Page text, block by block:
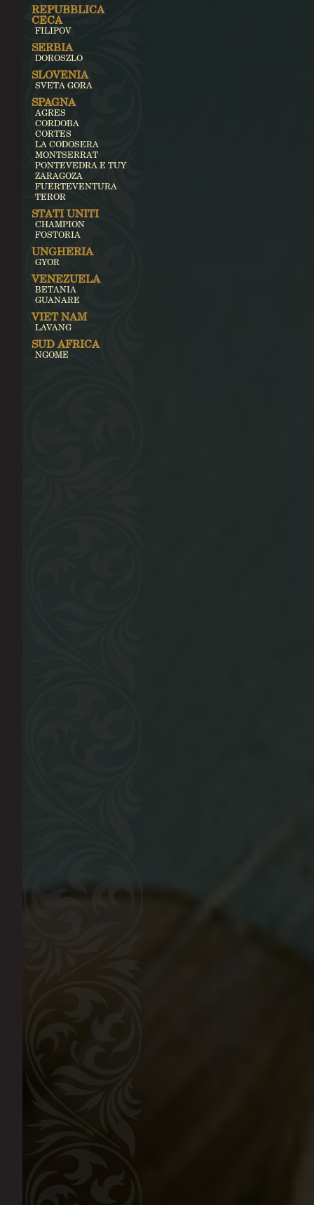
REPUBBLICA
CECA
FILIPOV
SERBIA
DOROSZLO
SLOVENIA
SVETA GORA
SPAGNA
AGRES
CORDOBA
CORTES
LA CODOSERA
MONTSERRAT
PONTEVEDRA E TUY
ZARAGOZA
FUERTEVENTURA
TEROR
STATI UNITI
CHAMPION
FOSTORIA
UNGHERIA
GYOR
VENEZUELA
BETANIA
GUANARE
VIET NAM
LAVANG
SUD AFRICA
NGOME